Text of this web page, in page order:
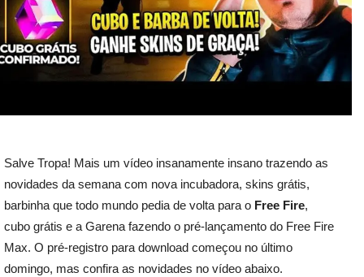
Salve Tropa! Mais um vídeo insanamente insano trazendo as
novidades da semana com nova incubadora, skins grátis,
barbinha que todo mundo pedia de volta para o Free Fire,
cubo grátis e a Garena fazendo o pré-lançamento do Free Fire
Max. O pré-registro para download começou no último
domingo, mas confira as novidades no vídeo abaixo.